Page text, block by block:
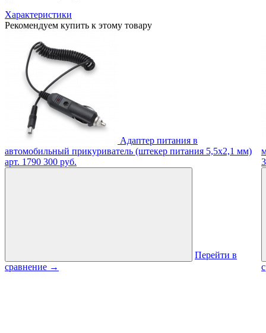
Характеристики
Рекомендуем купить к этому товару
Адаптер питания в
автомобильный прикуриватель (штекер питания 5,5х2,1 мм)
арт. 1790 300 руб.
Перейти в
сравнение →